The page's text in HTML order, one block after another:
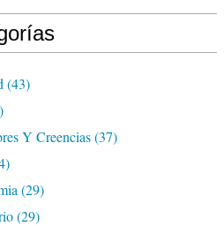
(43)
Y Creencias(37)
(29)
(29)